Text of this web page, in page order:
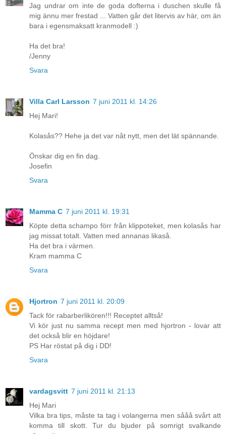
Jag undrar om inte de goda dofterna i duschen skulle få
mig ännu mer frestad ... Vatten går det litervis av här, om än
bara i egensmaksatt kranmodell :)
Ha det bra!
/Jenny
Svara
Villa Carl Larsson 7 juni 2011 kl. 14:26
Hej Mari!
Kolasås?? Hehe ja det var nåt nytt, men det lät spännande.
Önskar dig en fin dag.
Josefin
Svara
Mamma C 7 juni 2011 kl. 19:31
Köpte detta schampo förr från klippoteket, men kolasås har
jag missat totalt. Vatten med annanas likaså.
Ha det bra i värmen.
Kram mamma C
Svara
Hjortron 7 juni 2011 kl. 20:09
Tack för rabarberlikören!!! Receptet alltså!
Vi kör just nu samma recept men med hjortron - lovar att
det också blir en höjdare!
PS Har röstat på dig i DD!
Svara
vardagsvitt 7 juni 2011 kl. 21:13
Hej Mari
Vilka bra tips, måste ta tag i volangerna men sååå svårt att
komma till skott. Tur du bjuder på somrigt svalkande